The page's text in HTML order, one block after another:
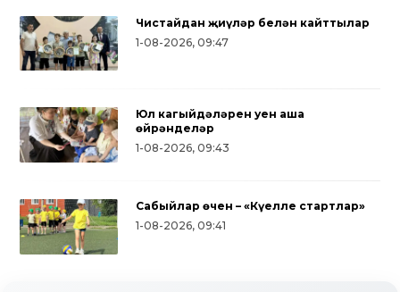
Чистайдан җиңүләр белән кайттылар
1-08-2026, 09:47
Юл кагыйдәләрен уен аша
өйрәнделәр
1-08-2026, 09:43
Сабыйлар өчен – «Күңелле стартлар»
1-08-2026, 09:41